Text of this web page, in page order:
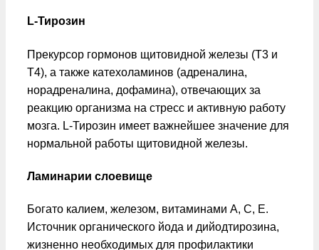
L-Тирозин
Прекурсор гормонов щитовидной железы (Т3 и
Т4), а также катехоламинов (адреналина,
норадреналина, дофамина), отвечающих за
реакцию организма на стресс и активную работу
мозга. L-Тирозин имеет важнейшее значение для
нормальной работы щитовидной железы.
Ламинарии слоевище
Богато калием, железом, витаминами A, C, E.
Источник органического йода и дийодтирозина,
жизненно необходимых для профилактики